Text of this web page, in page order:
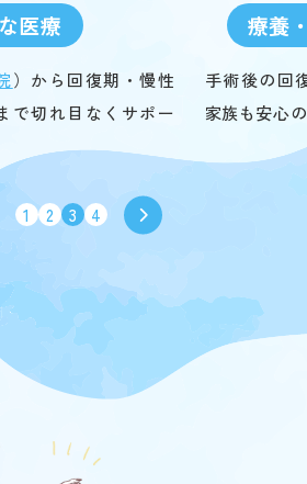
医療
）から回復期・慢性
で切れ目なくサポー
療養
手術後の回
家族も安心
1 2 3 4